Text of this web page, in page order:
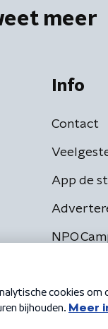
meer
Info
Contact
App de
NPO